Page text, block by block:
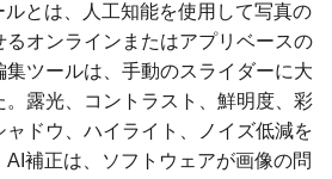
とは、人工知能を使用して写真の
オンラインまたはアプリベースの
ツールは、手動のスライダーに大
。露光、コントラスト、鮮明度、彩
ャドウ、ハイライト、ノイズ低減を
補正は、ソフトウェアが画像の問